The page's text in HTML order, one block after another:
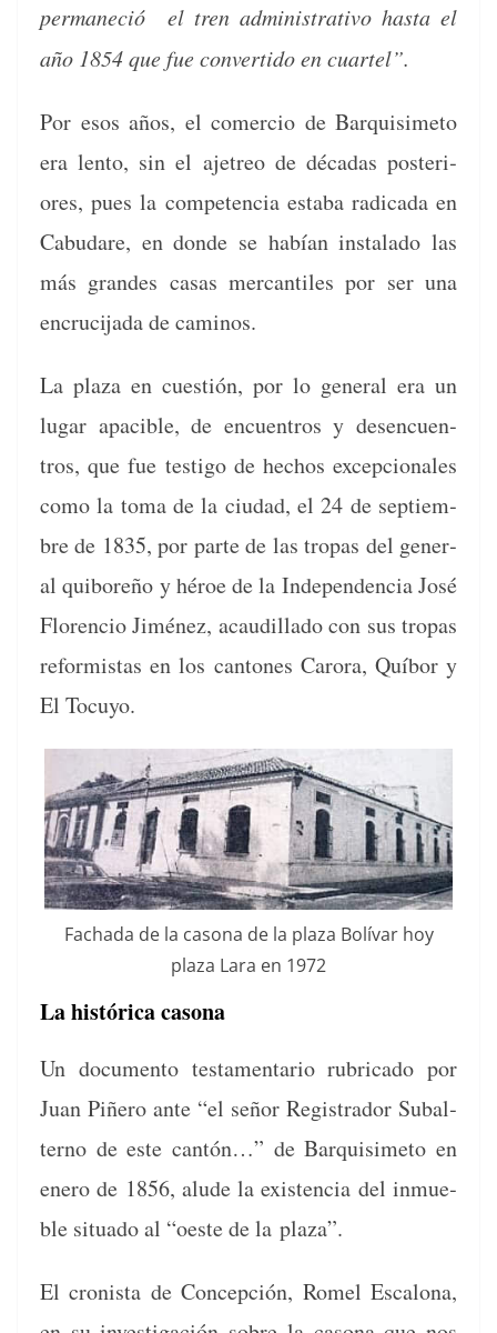
per­maneció el tren admin­is­tra­ti­vo has­ta el
año 1854 que fue con­ver­tido en cuartel”.
Por esos años, el com­er­cio de Bar­quisime­to
era lento, sin el aje­treo de décadas pos­te­ri­
ores, pues la com­pe­ten­cia esta­ba rad­i­ca­da en
Cabu­dare, en donde se habían insta­l­a­do las
más grandes casas mer­can­tiles por ser una
encru­ci­ja­da de caminos.
La plaza en cuestión, por lo gen­er­al era un
lugar apaci­ble, de encuen­tros y des­en­cuen­
tros, que fue tes­ti­go de hechos excep­cionales
como la toma de la ciu­dad, el 24 de sep­tiem­
bre de 1835, por parte de las tropas del gen­er­
al qui­boreño y héroe de la Inde­pen­den­cia José
Flo­ren­cio Jiménez, acaudil­la­do con sus tropas
reformis­tas en los can­tones Caro­ra, Quí­bor y
El Tocuyo.
Facha­da de la casona de la plaza Bolí­var hoy
plaza Lara en 1972
La histórica casona
Un doc­u­men­to tes­ta­men­tario rubri­ca­do por
Juan Piñero ante “el señor Reg­istrador Sub­al­
ter­no de este can­tón…” de Bar­quisime­to en
enero de 1856, alude la exis­ten­cia del inmue­
ble situ­a­do al “oeste de la plaza”.
El cro­nista de Con­cep­ción, Romel Escalona,